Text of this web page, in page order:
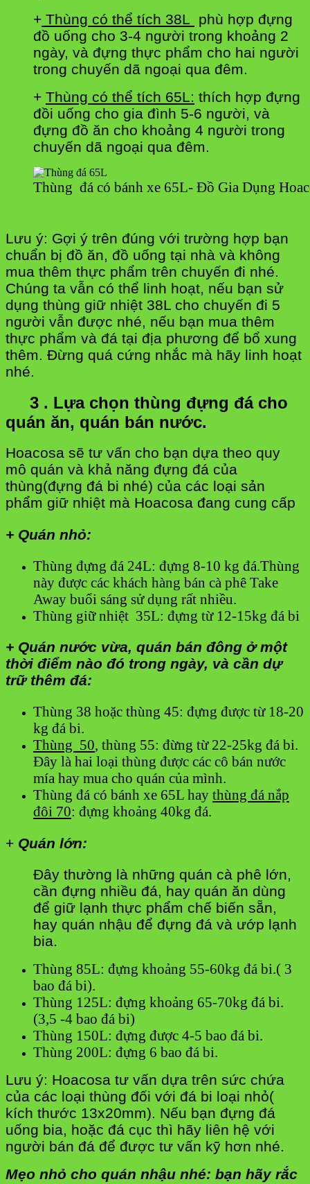
+ Thùng có thể tích 38L
phù hợp đựng
đồ uống cho 3-4 người trong khoảng 2
ngày, và đựng thực phẩm cho hai người
trong chuyến dã ngoại qua đêm.
+ Thùng có thể tích 65L: thích hợp đựng
đồi uống cho gia đình 5-6 người, và
đựng đồ ăn cho khoảng 4 người trong
chuyến dã ngoại qua đêm.
Thùng đá có bánh xe 65L- Đồ Gia Dụng
Lưu ý: Gợi ý trên đúng với trường hợp bạn
chuẩn bị đồ ăn, đồ uống tại nhà và không
mua thêm thực phẩm trên chuyến đi nhé.
Chúng ta vẫn có thể linh hoạt, nếu bạn sử
dụng thùng giữ nhiệt 38L cho chuyến đi 5
người vẫn được nhé, nếu bạn mua thêm
thực phẩm và đá tại địa phương để bổ xung
thêm. Đừng quá cứng nhắc mà hãy linh hoạt
nhé.
3 . Lựa chọn thùng đựng đá cho
quán ăn, quán bán nước.
Hoacosa sẽ tư vấn cho bạn dựa theo quy
mô quán và khả năng đựng đá của
thùng(đựng đá bi nhé) của các loại sản
phẩm giữ nhiệt mà Hoacosa đang cung cấp
+ Quán nhỏ:
Thùng đựng đá 24L: đựng 8-10 kg đá.Thùng
này được các khách hàng bán cà phê Take
Away buổi sáng sử dụng rất nhiều.
Thùng giữ nhiệt 35L: đựng từ 12-15kg đá bi
+ Quán nước vừa, quán bán đông ở một
thời điểm nào đó trong ngày, và cần dự
trữ thêm đá:
Thùng 38 hoặc thùng 45: đựng được từ 18-20
kg đá bi.
Thùng 50, thùng 55: đừng từ 22-25kg đá bi.
Đây là hai loại thùng được các cô bán nước
mía hay mua cho quán của mình.
Thùng đá có bánh xe 65L hay thùng đá nắp
đôi 70: đựng khoảng 40kg đá.
+ Quán lớn:
Đây thường là những quán cà phê lớn,
cần đựng nhiều đá, hay quán ăn dùng
để giữ lạnh thực phẩm chế biến sẵn,
hay quán nhậu để đựng đá và ướp lạnh
bia.
Thùng 85L: đựng khoảng 55-60kg đá bi.( 3
bao đá bi).
Thùng 125L: đựng khoảng 65-70kg đá bi.
(3,5 -4 bao đá bi)
Thùng 150L: đựng được 4-5 bao đá bi.
Thùng 200L: đựng 6 bao đá bi.
Lưu ý: Hoacosa tư vấn dựa trên sức chứa
của các loại thùng đối với đá bi loại nhỏ(
kích thước 13x20mm). Nếu bạn đựng đá
uống bia, hoặc đá cục thì hãy liên hệ với
người bán đá để được tư vấn kỹ hơn nhé.
Mẹo nhỏ cho quán nhậu nhé: bạn hãy rắc